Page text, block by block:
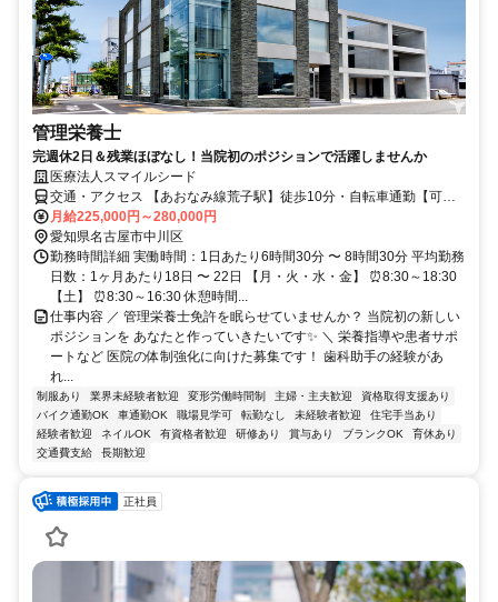
管理栄養士
完週休2日＆残業ほぼなし！当院初のポジションで活躍しませんか
医療法人スマイルシード
交通・アクセス 【あおなみ線荒子駅】徒歩10分・自転車通勤【可】
／車通勤【可】
月給225,000円～280,000円
愛知県名古屋市中川区
勤務時間詳細 実働時間：1日あたり6時間30分 〜 8時間30分 平均勤務
日数：1ヶ月あたり18日 〜 22日 【月・火・水・金】 ⏰8:30～18:30
【土】 ⏰8:30～16:30 休憩時間...
仕事内容 ／ 管理栄養士免許を眠らせていませんか？ 当院初の新しい
ポジションを あなたと作っていきたいです✨ ＼ 栄養指導や患者サポ
ートなど 医院の体制強化に向けた募集です！ 歯科助手の経験があ
れ...
制服あり 業界未経験者歓迎 変形労働時間制 主婦・主夫歓迎
資格取得支援あり
バイク通勤OK
車通勤OK 職場見学可 転勤なし 未経験者歓迎
住宅手当あり
経験者歓迎
ネイルOK 有資格者歓迎 研修あり 賞与あり ブランクOK
育休あり
交通費支給
長期歓迎
正社員